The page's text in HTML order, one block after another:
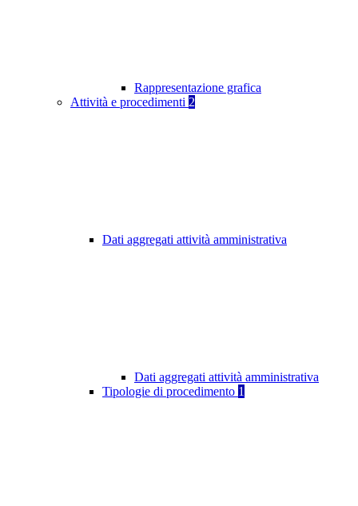
Rappresentazione grafica
Attività e procedimenti 2
Dati aggregati attività amministrativa
Dati aggregati attività amministrativa
Tipologie di procedimento 1